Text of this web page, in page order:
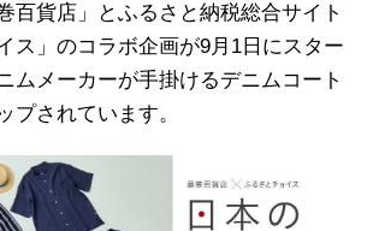
百貨店」とふるさと納税総合サイト
ス」のコラボ企画が9月1日にスター
ムメーカーが手掛けるデニムコート
プされています。